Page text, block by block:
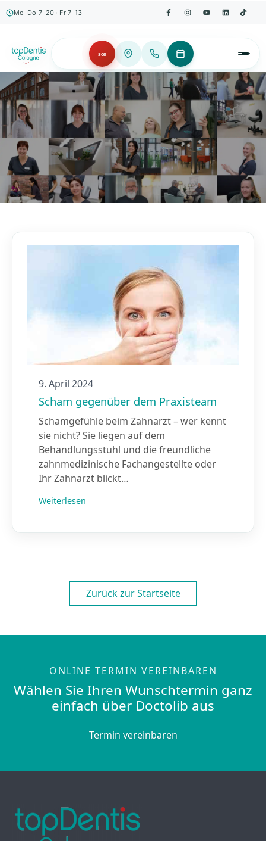
Mo–Do 7–20 · Fr 7–13
SOS
Unser Blog
9. April 2024
Scham gegenüber dem Praxisteam
Schamgefühle beim Zahnarzt – wer kennt
sie nicht? Sie liegen auf dem
Behandlungsstuhl und die freundliche
zahnmedizinische Fachangestellte oder
Ihr Zahnarzt blickt…
Weiterlesen
Zurück zur Startseite
ONLINE TERMIN VEREINBAREN
Wählen Sie Ihren Wunschtermin ganz
einfach über Doctolib aus
Termin vereinbaren